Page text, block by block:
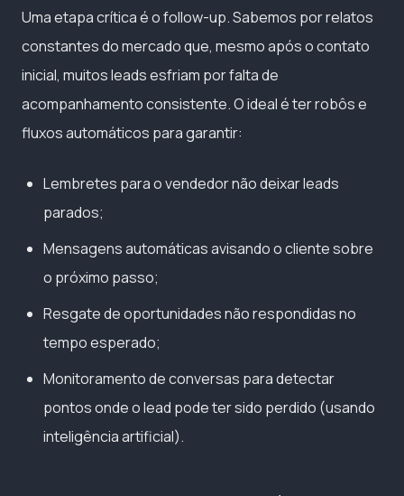
Uma etapa crítica é o follow-up. Sabemos por relatos
constantes do mercado que, mesmo após o contato
inicial, muitos leads esfriam por falta de
acompanhamento consistente. O ideal é ter robôs e
fluxos automáticos para garantir:
Lembretes para o vendedor não deixar leads
parados;
Mensagens automáticas avisando o cliente sobre
o próximo passo;
Resgate de oportunidades não respondidas no
tempo esperado;
Monitoramento de conversas para detectar
pontos onde o lead pode ter sido perdido (usando
inteligência artificial).